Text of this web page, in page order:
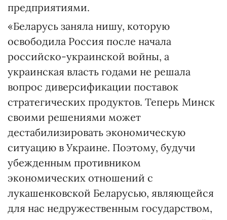
предприятиями.
«Беларусь заняла нишу, которую
освободила Россия после начала
российско-украинской войны, а
украинская власть годами не решала
вопрос диверсификации поставок
стратегических продуктов. Теперь Минск
своими решениями может
дестабилизировать экономическую
ситуацию в Украине. Поэтому, будучи
убежденным противником
экономических отношений с
лукашенковской Беларусью, являющейся
для нас недружественным государством,